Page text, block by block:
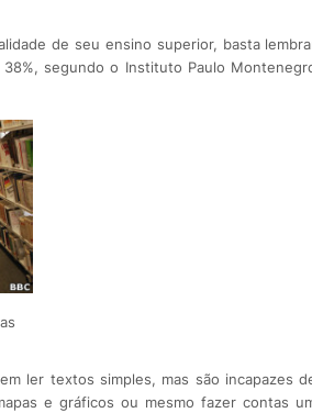
de seu ensino superior, basta
segundo o Instituto Paulo
ler textos simples, mas são incapazes
e gráficos ou mesmo fazer contas